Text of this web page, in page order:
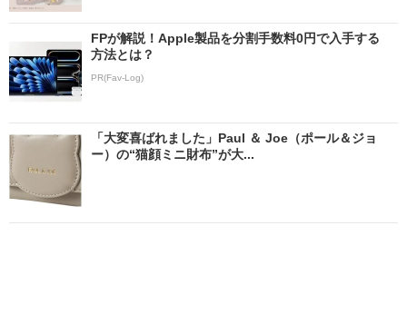
FPが解説！Apple製品を分割手数料0円で入手する
方法とは？
PR(Fav-Log)
「大変喜ばれました」Paul ＆ Joe（ポール＆ジョ
ー）の“猫顔ミニ財布”が大...